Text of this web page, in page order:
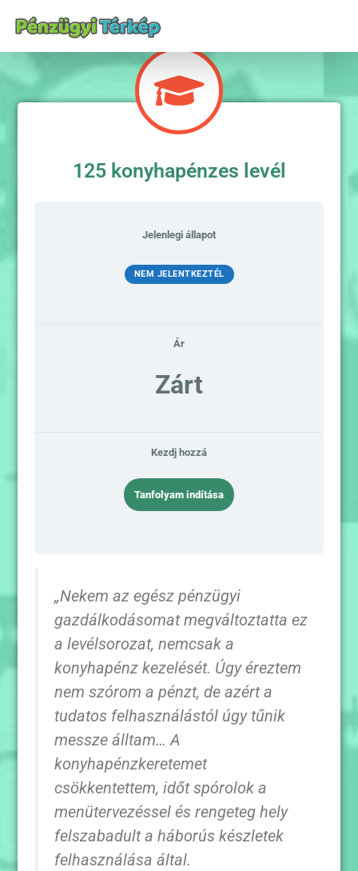
125 konyhapénzes levél
Jelenlegi állapot
NEM JELENTKEZTÉL
Ár
Zárt
Kezdj hozzá
Tanfolyam indítása
„Nekem az egész pénzügyi
gazdálkodásomat megváltoztatta ez
a levélsorozat, nemcsak a
konyhapénz kezelését. Úgy éreztem
nem szórom a pénzt, de azért a
tudatos felhasználástól úgy tűnik
messze álltam… A
konyhapénzkeretemet
csökkentettem, időt spórolok a
menütervezéssel és rengeteg hely
felszabadult a háborús készletek
felhasználása által.